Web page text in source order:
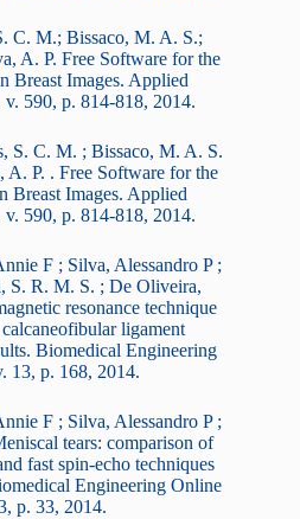
C. M.; Bissaco, M. A. S.;
A. P. Free Software for the
Breast Images. Applied
590, p. 814-818, 2014.
S. C. M. ; Bissaco, M. A. S.
P. . Free Software for the
Breast Images. Applied
590, p. 814-818, 2014.
F ; Silva, Alessandro P ;
S. R. M. S. ; De Oliveira,
resonance technique
ligament
Biomedical Engineering
13, p. 168, 2014.
F ; Silva, Alessandro P ;
tears: comparison of
fast spin-echo techniques
Engineering Online
p. 33, 2014.